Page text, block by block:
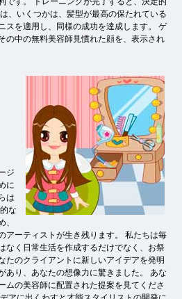
、いくつかは、髪型が最高の保たれている
スを適用し、同様の成功を達成します。 ゲ
の中の無料美容師見慣れた顔を、表示され
ジ
に
は
な
、
アーティストが生き残ります。 私たちは毎
なく日常生活を作成するだけでなく、お祭
たのクライアントに新しいアイデアを発明
あり、あなたの想像力に驚きました。 あな
ムの美容師に配置された提案を見てくださ